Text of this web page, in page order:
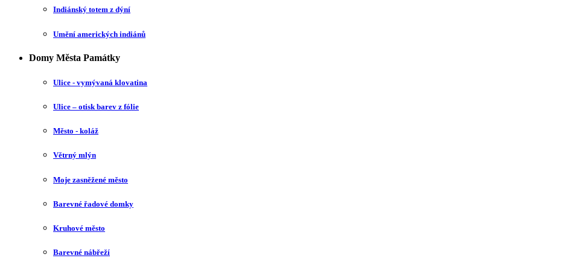
Indiánský totem z dýní
Umění amerických indiánů
Domy Města Památky
Ulice - vymývaná klovatina
Ulice – otisk barev z fólie
Město - koláž
Větrný mlýn
Moje zasněžené město
Barevné řadové domky
Kruhové město
Barevné nábřeží